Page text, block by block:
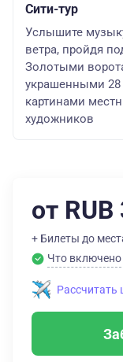
Сити-тур
Услышите
ветра, пройдя
Золотыми
украшенными 28
картинами
художников
от
+ Билеты до
Что включено
Рассчитать